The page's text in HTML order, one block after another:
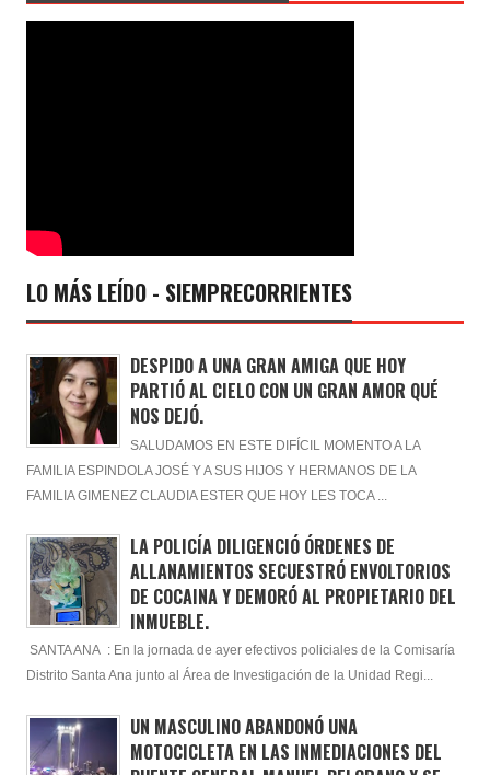
LO MÁS LEÍDO - SIEMPRECORRIENTES
DESPIDO A UNA GRAN AMIGA QUE HOY
PARTIÓ AL CIELO CON UN GRAN AMOR QUÉ
NOS DEJÓ.
SALUDAMOS EN ESTE DIFÍCIL MOMENTO A LA
FAMILIA ESPINDOLA JOSÉ Y A SUS HIJOS Y HERMANOS DE LA
FAMILIA GIMENEZ CLAUDIA ESTER QUE HOY LES TOCA ...
LA POLICÍA DILIGENCIÓ ÓRDENES DE
ALLANAMIENTOS SECUESTRÓ ENVOLTORIOS
DE COCAINA Y DEMORÓ AL PROPIETARIO DEL
INMUEBLE.
SANTA ANA : En la jornada de ayer efectivos policiales de la Comisaría
Distrito Santa Ana junto al Área de Investigación de la Unidad Regi...
UN MASCULINO ABANDONÓ UNA
MOTOCICLETA EN LAS INMEDIACIONES DEL